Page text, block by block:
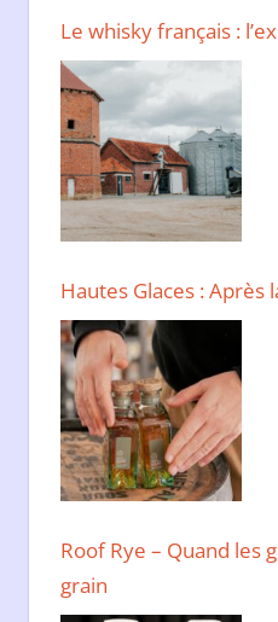
Le whisky français :
Hautes Glaces : Après
Roof Rye – Quand les
grain